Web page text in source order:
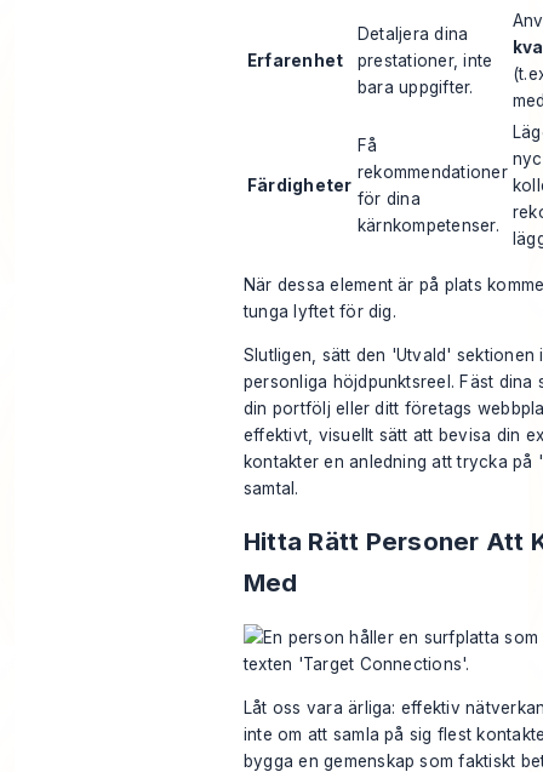
Erfarenhet
Detaljera dina
prestationer, inte
bara uppgifter.
Färdigheter
Få
rekommendationer
för dina
kärnkompetenser.
När dessa element är på plats
tunga lyftet för dig.
Slutligen, sätt den 'Utvald' sektionen
personliga höjdpunktsreel. Fäst dina
din portfölj eller ditt företags
effektivt, visuellt sätt att bevisa din
kontakter en anledning att trycka
samtal.
Hitta Rätt Personer Att
Med
Låt oss vara ärliga: effektiv
inte om att samla på sig flest
bygga en gemenskap som faktiskt